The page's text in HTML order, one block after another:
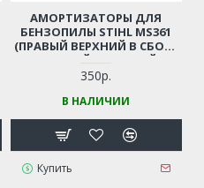
АМОРТИЗАТОРЫ ДЛЯ
БЕНЗОПИЛЫ STIHL MS361
(ПРАВЫЙ ВЕРХНИЙ В СБОРЕ
+ ПРАВЫЙ ПЕРЕДНИЙ)
350р.
В НАЛИЧИИ
Купить